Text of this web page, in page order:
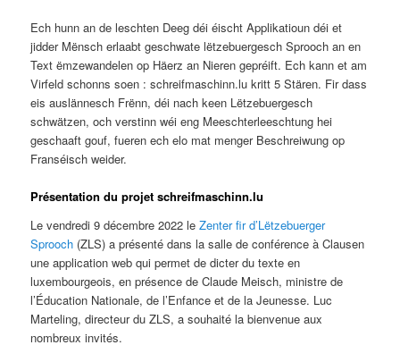
Ech hunn an de leschten Deeg déi éischt Applikatioun déi et
jidder Mënsch erlaabt geschwate lëtzebuergesch Sprooch an en
Text ëmzewandelen op Häerz an Nieren gepréift. Ech kann et am
Virfeld schonns soen : schreifmaschinn.lu kritt 5 Stären. Fir dass
eis auslännesch Frënn, déi nach keen Lëtzebuergesch
schwätzen, och verstinn wéi eng Meeschterleeschtung hei
geschaaft gouf, fueren ech elo mat menger Beschreiwung op
Franséisch weider.
Présentation du projet schreifmaschinn.lu
Le vendredi 9 décembre 2022 leZenter fir d’Lëtzebuerger
Sprooch (ZLS) a présenté dans la salle de conférence à Clausen
une application web qui permet de dicter du texte en
luxembourgeois, en présence de Claude Meisch, ministre de
l’Éducation Nationale, de l’Enfance et de la Jeunesse. Luc
Marteling, directeur du ZLS, a souhaité la bienvenue aux
nombreux invités.